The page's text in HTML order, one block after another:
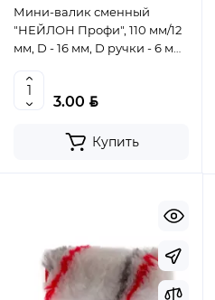
Мини-валик сменный
"НЕЙЛОН Профи", 110 мм/12
мм, D - 16 мм, D ручки - 6 мм,
3.00 BYN
Купить